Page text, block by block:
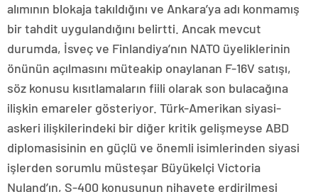
alımının blokaja takıldığını ve Ankara’ya adı konmamış
bir tahdit uygulandığını belirtti. Ancak mevcut
durumda, İsveç ve Finlandiya’nın NATO üyeliklerinin
önünün açılmasını müteakip onaylanan F-16V satışı,
söz konusu kısıtlamaların fiili olarak son bulacağına
ilişkin emareler gösteriyor. Türk-Amerikan siyasi-
askeri ilişkilerindeki bir diğer kritik gelişmeyse ABD
diplomasisinin en güçlü ve önemli isimlerinden siyasi
işlerden sorumlu müsteşar Büyükelçi Victoria
Nuland’ın, S-400 konusunun nihayete erdirilmesi